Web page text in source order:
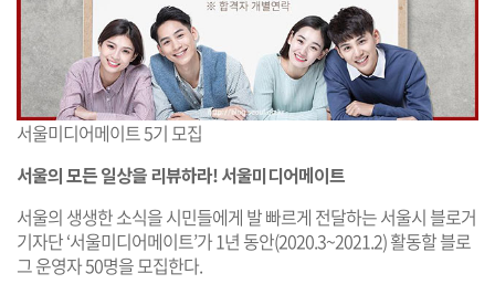
서울미디어메이트 5기 모집
서울의 모든 일상을 리뷰하라! 서울미디어메이트
서울의 생생한 소식을 시민들에게 발 빠르게 전달하는 서울시 블로거
기자단 ‘서울미디어메이트’가 1년 동안(2020.3~2021.2) 활동할 블로
그 운영자 50명을 모집한다.